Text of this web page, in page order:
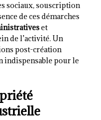
sociaux, souscription
de ces démarches
et
de l’activité. Un
post-création
indispensable pour le